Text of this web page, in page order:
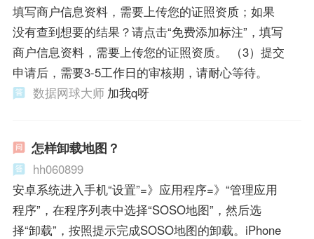
填写商户信息资料，需要上传您的证照资质；如果
没有查到想要的结果？请点击“免费添加标注”，填写
商户信息资料，需要上传您的证照资质。 （3）提交
申请后，需要3-5工作日的审核期，请耐心等待。
数据网球大师 加我q呀
怎样卸载地图？
hh060899
安卓系统进入手机“设置”=》应用程序=》“管理应用
程序”，在程序列表中选择“SOSO地图”，然后选
择“卸载”，按照提示完成SOSO地图的卸载。iPhone